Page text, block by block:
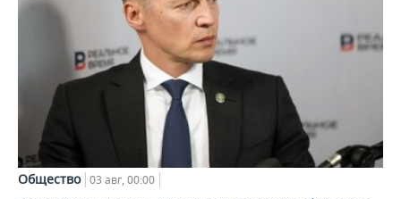
Общество 03 авг, 00:00